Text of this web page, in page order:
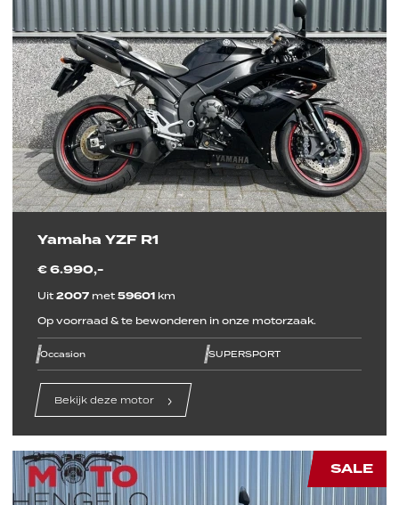
Yamaha YZF R1
€ 6.990,-
Uit 2007 met 59601 km
Op voorraad & te bewonderen in onze motorzaak.
line
line
line
Occasion line
line
line
SUPERSPORT
Bekijk deze motor
SALE